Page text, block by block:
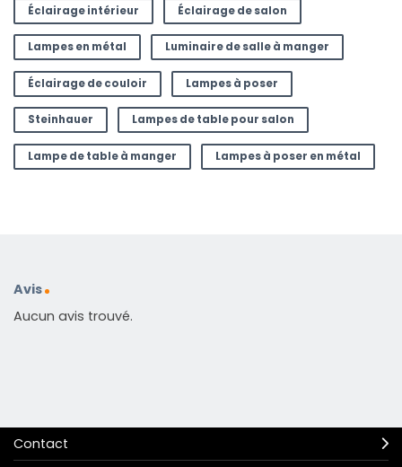
Éclairage intérieur Éclairage de salon
Lampes en métal Luminaire de salle à manger
Éclairage de couloir Lampes à poser
Steinhauer Lampes de table pour salon
Lampe de table à manger Lampes à poser en métal
Avis
Aucun avis trouvé.
Contact